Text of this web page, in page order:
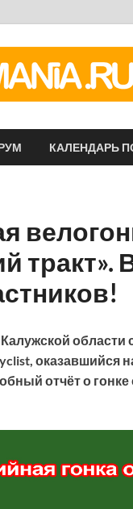
КАЛЕНДАРЬ
Калужской
отчёт о